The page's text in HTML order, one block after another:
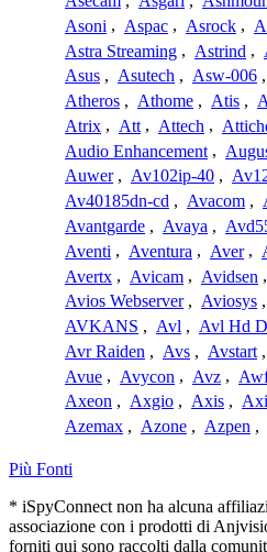
Asoni , Aspac , Asrock ,
Astra Streaming , Astrind ,
Asus , Asutech , Asw-006 ,
Atheros , Athome , Atis ,
Atrix , Att , Attech ,
Audio Enhancement ,
Auwer , Av102ip-40 ,
Av40185dn-cd , Avacom ,
Avantgarde , Avaya ,
Aventi , Aventura , Aver ,
Avertx , Avicam , Avidsen ,
Avios Webserver , Aviosys ,
AVKANS , Avl , Avl Hd
Avr Raiden , Avs , Avstart ,
Avue , Avycon , Avz ,
Axeon , Axgio , Axis ,
Azemax , Azone , Azpen ,
Più Fonti
* iSpyConnect non ha alcuna
associazione con i prodotti di
forniti qui sono raccolti dalla